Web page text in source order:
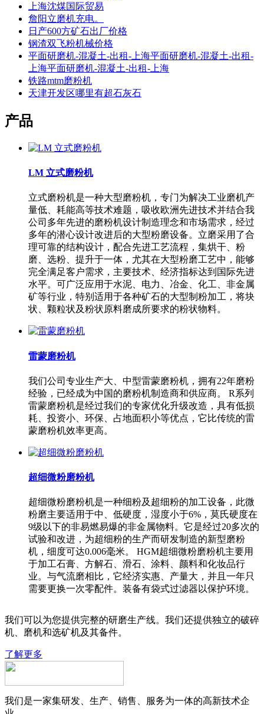
上海沈煤国际贸易
詹阳立磨机充电。
日产600方矿石出厂价格
钢渣双飞粉机械价格
平面研磨机-混凝土-出租-上海平面研磨机-混凝土-出租-
上海平面研磨机-混凝土-出租-上海
铁路mtm磨粉机
天津开发区哪里有超石灰石
产品
LM 立式磨粉机
立式磨粉机是一种大型磨粉机，专门为解决工业磨机产
量低、耗能高等技术难题，吸收欧洲先进技术并结合我
公司多年先进的磨粉机设计制造理念和市场需求，经过
多年的潜心设计改进后的大型粉磨设备。立磨采用了合
理可靠的结构设计，配合先进工艺流程，集烘干、粉
磨、选粉、提升于一体，尤其在大型粉磨工艺中，能够
完全满足客户需求，主要技术、经济指标达到国际先进
水平。可广泛应用于水泥、电力、冶金、化工、非金属
矿等行业，特别适用于各种矿石的大型制粉加工，将块
状、颗粒状及粉状原料磨成所要求的粉状物料。
雷蒙磨粉机
我们公司专业生产大、中型雷蒙磨粉机，拥有22年磨粉
经验，已经成为中国的磨粉机制造商和供应商。 R系列
雷蒙磨粉机是经过我们的专家优化升级改造，具有低损
耗、投资小、环保、占地面积小等优点，它比传统的雷
蒙磨粉机效率更高。
超细微粉磨粉机
超细微粉磨粉机是一种细粉及超细粉的加工设备，此微
粉磨主要适用于中、低硬度，湿度小于6%，莫氏硬度在
9级以下的非易燃易爆的非金属物料。它是经过20多次的
试验和改进，为超细粉的生产而研发制造的新型磨粉
机，细度可达0.006毫米。 HGM超细微粉磨粉机主要用
于加工石膏、方解石、滑石、涂料、颜料和化妆品行
业。与气流磨相比，它经济实惠、产量大，并且一年只
需要更换一次零配件。装备有袋式过滤器以保护环境。
我们可以为您提供完整的研磨生产线。我们还提供独立的破碎
机、磨机和选矿机及其备件。
了解更多
我们是一家集研发、生产、销售、服务为一体的高新技术企